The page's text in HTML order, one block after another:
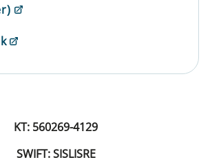
KT: 560269-4129
SWIFT: SISLISRE